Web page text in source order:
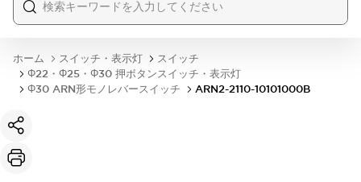
ホーム スイッチ・表示灯
スイッチ
Φ22・Φ25・Φ30 押ボタンスイッチ・表示灯
Φ30 ARN形モノレバースイッチ
ARN2-2110-10101000B